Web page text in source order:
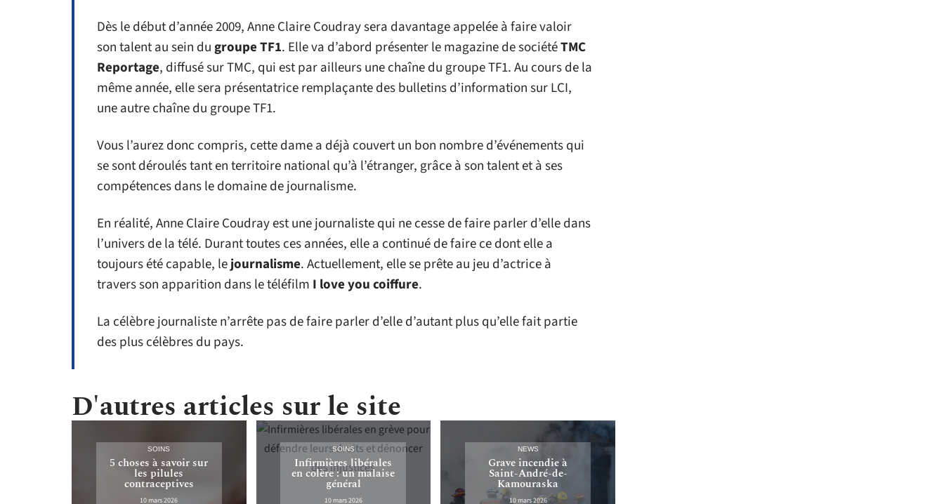
Dès le début d’année 2009, Anne Claire Coudray sera davantage appelée à faire valoir
son talent au sein dugroupe TF1. Elle va d’abord présenter le magazine de sociétéTMC
Reportage, diffusé sur TMC, qui est par ailleurs une chaîne du groupe TF1. Au cours de la
même année, elle sera présentatrice remplaçante des bulletins d’information sur LCI,
une autre chaîne du groupe TF1.
Vous l’aurez donc compris, cette dame a déjà couvert un bon nombre d’événements qui
se sont déroulés tant en territoire national qu’à l’étranger, grâce à son talent et à ses
compétences dans le domaine de journalisme.
En réalité, Anne Claire Coudray est une journaliste qui ne cesse de faire parler d’elle dans
l’univers de la télé. Durant toutes ces années, elle a continué de faire ce dont elle a
toujours été capable, lejournalisme. Actuellement, elle se prête au jeu d’actrice à
travers son apparition dans le téléfilm I love you coiffure.
La célèbre journaliste n’arrête pas de faire parler d’elle d’autant plus qu’elle fait partie
des plus célèbres du pays.
D'autres articles sur le site
SOINS
5 choses à savoir sur
les pilules
contraceptives
10 mars 2026
SOINS
Infirmières libérales
en colère : un malaise
général
10 mars 2026
NEWS
Grave incendie à
Saint-André-de-
Kamouraska
10 mars 2026